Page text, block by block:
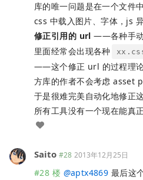
库的唯一问题是在一个文件
css 中载入图片、字体，js
修正引用的 url ——各种手
里面经常会出现各种
——这个修正 url 的过程理
方库的作者不会考虑 asset
于是很难完美自动化地修正
所有工具没有一个现在能真
Saito #28 2013年12月25日
#28 楼 @aptx4869 最后这